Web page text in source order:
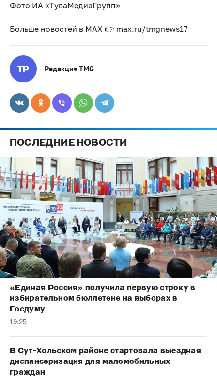
Фото ИА «ТуваМедиаГрупп»
Больше новостей в МАХ 👉 max.ru/tmgnews17
Редакция TMG
ПОСЛЕДНИЕ НОВОСТИ
«Единая Россия» получила первую строку в
избирательном бюллетене на выборах в
Госдуму
19:25
В Сут-Хольском районе стартовала выездная
диспансеризация для маломобильных
граждан